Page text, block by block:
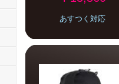
あすつく対応